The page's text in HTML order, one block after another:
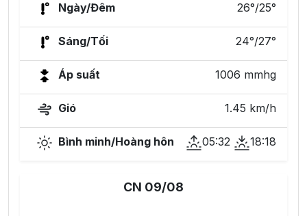
Ngày/Đêm 26°/25°
Sáng/Tối 24°/27°
Áp suất 1006 mmhg
Gió 1.45 km/h
Bình minh/Hoàng hôn 05:32 18:18
CN 09/08